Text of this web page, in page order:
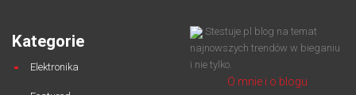
Kategorie
Elektronika
Stestuje.pl blog na temat
najnowszych trendów w bieganiu
i nie tylko.
O mnie i o blogu